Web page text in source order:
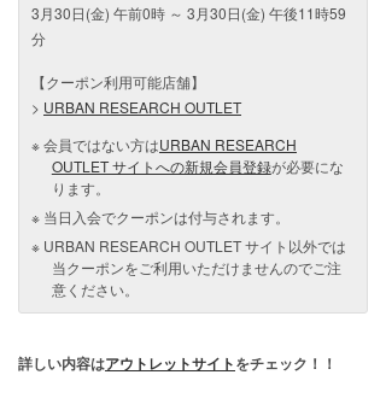
3月30日(金) 午前0時 ～ 3月30日(金) 午後11時59
分
【クーポン利用可能店舗】
> URBAN RESEARCH OUTLET
会員ではない方はURBAN RESEARCH
OUTLET サイトへの新規会員登録が必要にな
ります。
当日入会でクーポンは付与されます。
URBAN RESEARCH OUTLET サイト以外では
当クーポンをご利用いただけませんのでご注
意ください。
詳しい内容はアウトレットサイトをチェック！！